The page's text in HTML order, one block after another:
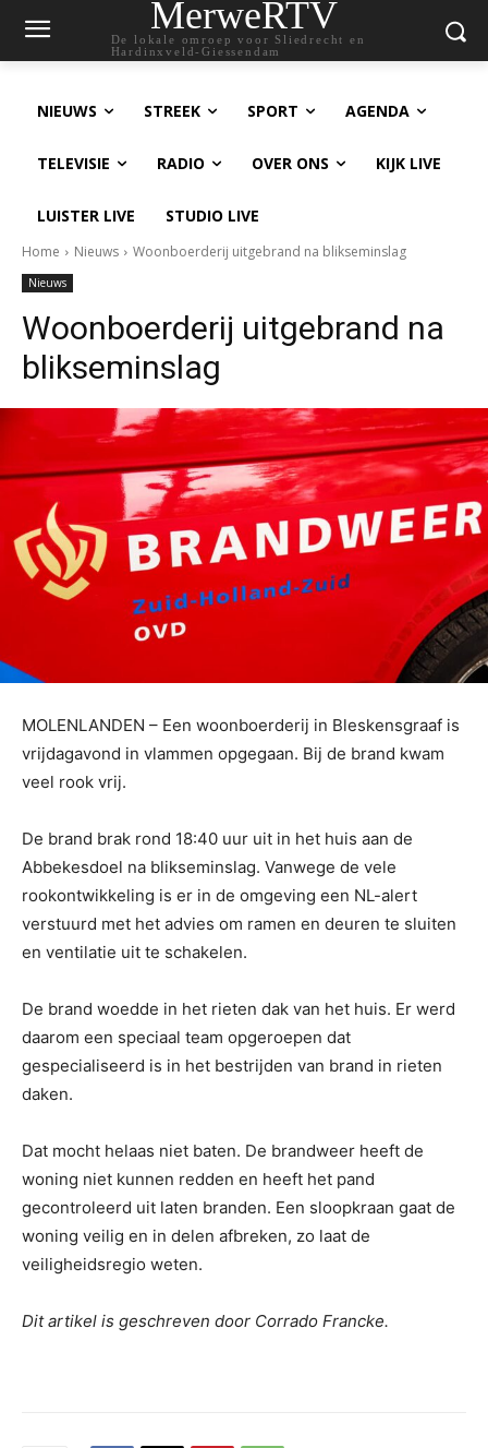
MerweRTV
De lokale omroep voor Sliedrecht en
Hardinxveld-Giessendam
NIEUWS STREEK SPORT AGENDA
TELEVISIE RADIO OVER ONS KIJK LIVE
LUISTER LIVE STUDIO LIVE
Home Nieuws Woonboerderij uitgebrand na blikseminslag
Nieuws
Woonboerderij uitgebrand na
blikseminslag
MOLENLANDEN – Een woonboerderij in Bleskensgraaf is
vrijdagavond in vlammen opgegaan. Bij de brand kwam
veel rook vrij.
De brand brak rond 18:40 uur uit in het huis aan de
Abbekesdoel na blikseminslag. Vanwege de vele
rookontwikkeling is er in de omgeving een NL-alert
verstuurd met het advies om ramen en deuren te sluiten
en ventilatie uit te schakelen.
De brand woedde in het rieten dak van het huis. Er werd
daarom een speciaal team opgeroepen dat
gespecialiseerd is in het bestrijden van brand in rieten
daken.
Dat mocht helaas niet baten. De brandweer heeft de
woning niet kunnen redden en heeft het pand
gecontroleerd uit laten branden. Een sloopkraan gaat de
woning veilig en in delen afbreken, zo laat de
veiligheidsregio weten.
Dit artikel is geschreven door Corrado Francke.